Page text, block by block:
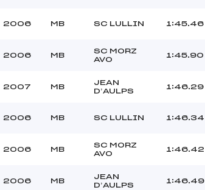
2006 MB SC LULLIN 1:45.46
2006 MB
SC MORZ
AVO
1:45.90
2007 MB
JEAN
D’AULPS
1:46.29
2006 MB SC LULLIN 1:46.34
2006 MB
SC MORZ
AVO
1:46.42
2006 MB
JEAN
D’AULPS
1:46.49